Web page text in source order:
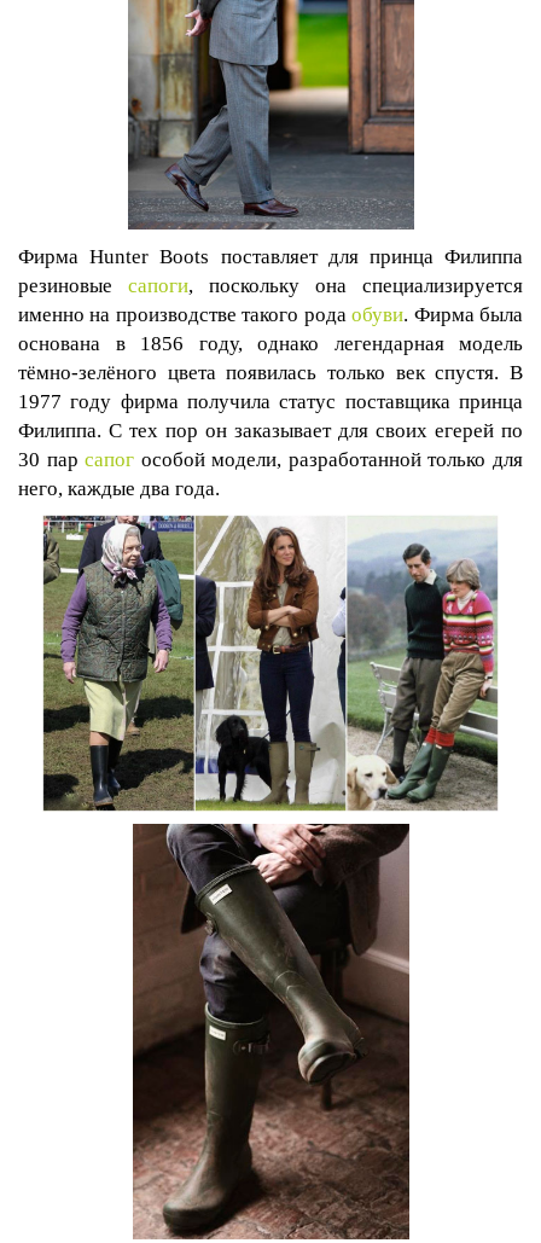
ФирмаHunter Boots поставляет для принца Филиппа
резиновые сапоги, поскольку она специализируется
именно на производстве такого родаобуви. Фирма была
основана в 1856 году, однако легендарная модель
тёмно-зелёного цвета появилась только век спустя. В
1977 году фирма получила статус поставщика принца
Филиппа. С тех пор он заказывает для своих егерей по
30 парсапог особой модели, разработанной только для
него, каждые два года.